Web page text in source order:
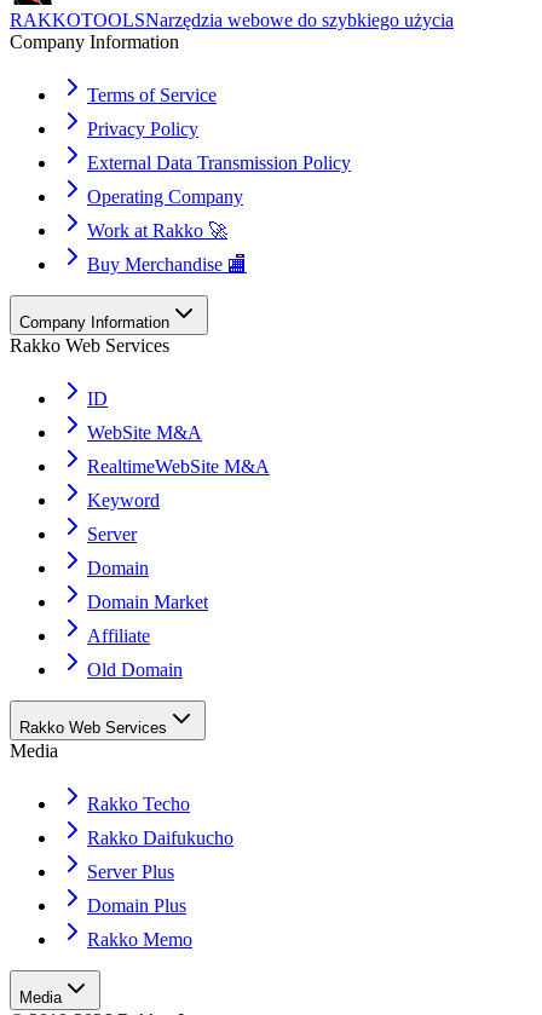
RAKKOTOOLSNarzędzia webowe do szybkiego użycia
Company Information
Terms of Service
Privacy Policy
External Data Transmission Policy
Operating Company
Work at Rakko 🚀
Buy Merchandise 🏬
Company Information
Rakko Web Services
ID
WebSite M&A
RealtimeWebSite M&A
Keyword
Server
Domain
Domain Market
Affiliate
Old Domain
Rakko Web Services
Media
Rakko Techo
Rakko Daifukucho
Server Plus
Domain Plus
Rakko Memo
Media